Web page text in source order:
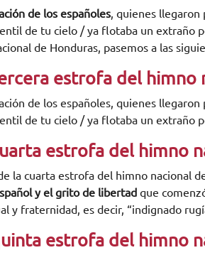
de los españoles, quienes llegaron
de tu cielo / ya flotaba un extraño
de Honduras, pasemos a las
estrofa del himno
de los españoles, quienes llegaron
de tu cielo / ya flotaba un extraño
estrofa del himno
la cuarta estrofa del himno nacional
y el grito de libertadque
y fraternidad, es decir, “indignado
estrofa del himno